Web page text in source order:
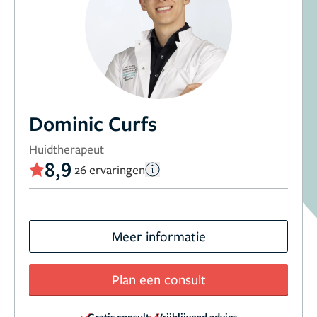
Dominic Curfs
Huidtherapeut
8,9 26 ervaringen
Meer informatie
Plan een consult